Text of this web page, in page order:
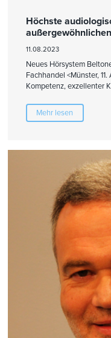
Höchste
11.08.2023
Neues Hörsystem
Fachhandel <Münster,
Kompetenz, exzellenter
Mehr lesen